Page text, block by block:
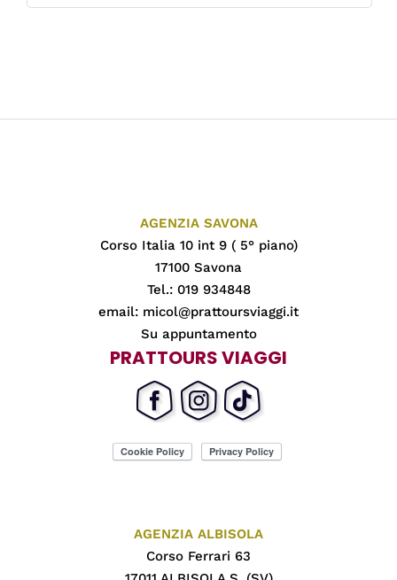
AGENZIA SAVONA
Corso Italia 10 int 9 ( 5° piano)
17100 Savona
Tel.: 019 934848
email: micol@prattoursviaggi.it
Su appuntamento
PRATTOURS VIAGGI
AGENZIA ALBISOLA
Corso Ferrari 63